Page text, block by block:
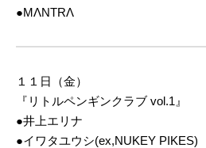
●MΛNTRΛ
１１日（金）
『リトルペンギンクラブ vol.1』
●井上エリナ
●イワタユウシ(ex,NUKEY PIKES)